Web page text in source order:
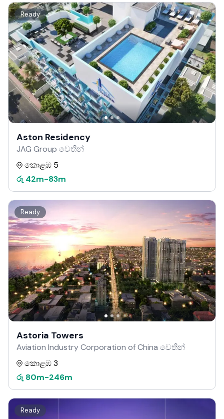
Ready
Aston Residency
JAG Group වෙතින්
කොළඹ 5
රු 42m-83m
Ready
Astoria Towers
Aviation Industry Corporation of China වෙතින්
කොළඹ 3
රු 80m-246m
Ready